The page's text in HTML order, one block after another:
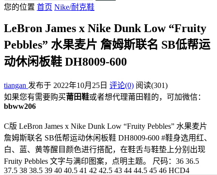
您的位置 首页 Nike/耐克鞋
LeBron James x Nike Dunk Low “Fruity
Pebbles” 水果麦片 詹姆斯联名 SB低帮运
动休闲板鞋 DH8009-600
tiangan 发布于 2022年10月25日 评论(0) 阅读(301)
如果您有需要购买莆田鞋或者想代理莆田鞋的，可加微信：
bbww206
C版 LeBron James x Nike Dunk Low “Fruity Pebbles” 水果麦片
詹姆斯联名 SB低帮运动休闲板鞋 DH8009-600 #鞋身选用红、
白、蓝、黄等醒目颜色进行搭配，在鞋舌与鞋垫上分别出现
Fruity Pebbles 文字与满印图案，点明主题。 尺码：36 36.5
37.5 38 38.5 39 40 40.5 41 42 42.5 43 44 44.5 45 46 HCD4